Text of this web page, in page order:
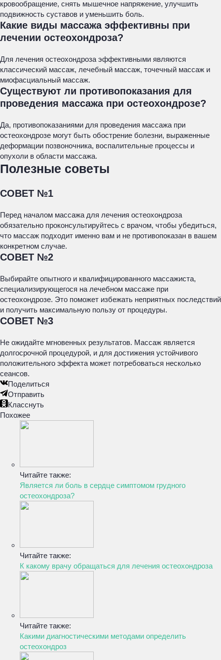
кровообращение, снять мышечное напряжение, улучшить
подвижность суставов и уменьшить боль.
Какие виды массажа эффективны при
лечении остеохондроза?
Для лечения остеохондроза эффективными являются
классический массаж, лечебный массаж, точечный массаж и
миофасциальный массаж.
Существуют ли противопоказания для
проведения массажа при остеохондрозе?
Да, противопоказаниями для проведения массажа при
остеохондрозе могут быть обострение болезни, выраженные
деформации позвоночника, воспалительные процессы и
опухоли в области массажа.
Полезные советы
СОВЕТ №1
Перед началом массажа для лечения остеохондроза
обязательно проконсультируйтесь с врачом, чтобы убедиться,
что массаж подходит именно вам и не противопоказан в вашем
конкретном случае.
СОВЕТ №2
Выбирайте опытного и квалифицированного массажиста,
специализирующегося на лечебном массаже при
остеохондрозе. Это поможет избежать неприятных последствий
и получить максимальную пользу от процедуры.
СОВЕТ №3
Не ожидайте мгновенных результатов. Массаж является
долгосрочной процедурой, и для достижения устойчивого
положительного эффекта может потребоваться несколько
сеансов.
Поделиться
Отправить
Класснуть
Похожее
Читайте также:
Является ли боль в сердце симптомом грудного
остеохондроза?
Читайте также:
К какому врачу обращаться для лечения остеохондроза
Читайте также:
Какими диагностическими методами определить
остеохондроз